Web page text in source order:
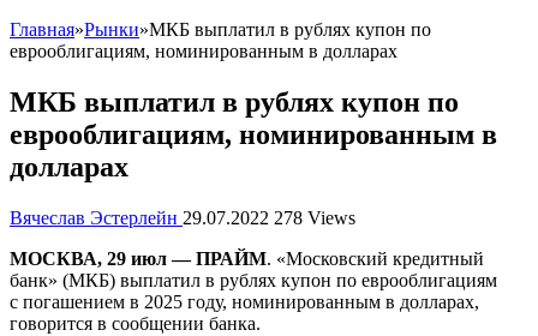
Главная»Рынки»МКБ выплатил в рублях купон по
еврооблигациям, номинированным в долларах
МКБ выплатил в рублях купон по
еврооблигациям, номинированным в
долларах
Вячеслав Эстерлейн 29.07.2022 278 Views
МОСКВА, 29 июл — ПРАЙМ. «Московский кредитный
банк» (МКБ) выплатил в рублях купон по еврооблигациям
с погашением в 2025 году, номинированным в долларах,
говорится в сообщении банка.